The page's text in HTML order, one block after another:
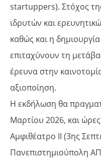
startuppers). Στόχος
ιδρυτών και
καθώς και η
επιταχύνουν τη
έρευνα στην
αξιοποίηση.
Η εκδήλωση θα
Μαρτίου 2026, και
Αμφιθέατρο ΙΙ (3ης
Πανεπιστημιούπολη